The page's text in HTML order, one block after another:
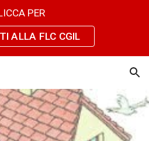
PER
ALLA FLC CGIL